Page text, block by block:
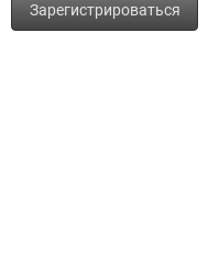
Зарегистрироваться